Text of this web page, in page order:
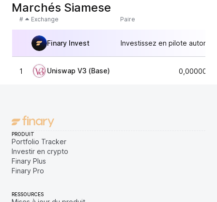
Marchés Siamese
# Exchange Paire
Finary Invest Investissez en pilote
1 Uniswap V3 (Base)
PRODUIT
Portfolio Tracker
Investir en crypto
Finary Plus
Finary Pro
RESSOURCES